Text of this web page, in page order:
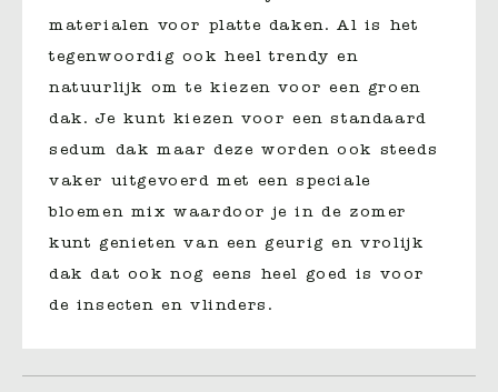
materialen voor platte daken. Al is het
tegenwoordig ook heel trendy en
natuurlijk om te kiezen voor een groen
dak. Je kunt kiezen voor een standaard
sedum dak maar deze worden ook steeds
vaker uitgevoerd met een speciale
bloemen mix waardoor je in de zomer
kunt genieten van een geurig en vrolijk
dak dat ook nog eens heel goed is voor
de insecten en vlinders.